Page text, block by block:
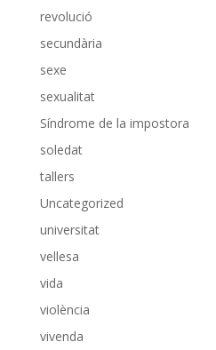
revolució
secundària
sexe
sexualitat
Síndrome de la impostora
soledat
tallers
Uncategorized
universitat
vellesa
vida
violència
vivenda